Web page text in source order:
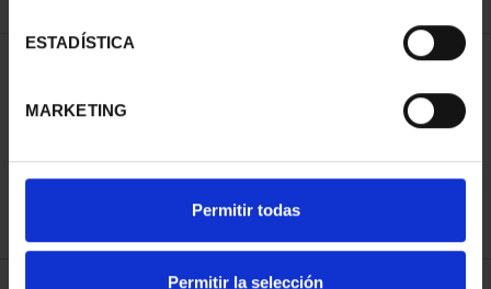
ESTADÍSTICA
MARKETING
Permitir todas
Permitir la selección
REFINAR